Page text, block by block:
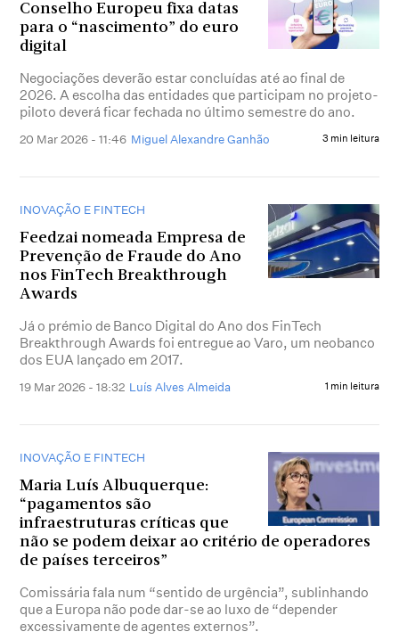
Conselho Europeu fixa datas
para o “nascimento” do euro
digital
Negociações deverão estar concluídas até ao final de
2026. A escolha das entidades que participam no projeto-
piloto deverá ficar fechada no último semestre do ano.
20 Mar 2026 - 11:46 Miguel Alexandre Ganhão 3 min leitura
INOVAÇÃO E FINTECH
Feedzai nomeada Empresa de
Prevenção de Fraude do Ano
nos FinTech Breakthrough
Awards
Já o prémio de Banco Digital do Ano dos FinTech
Breakthrough Awards foi entregue ao Varo, um neobanco
dos EUA lançado em 2017.
19 Mar 2026 - 18:32 Luís Alves Almeida 1 min leitura
INOVAÇÃO E FINTECH
Maria Luís Albuquerque:
“pagamentos são
infraestruturas críticas que
não se podem deixar ao critério de operadores
de países terceiros”
Comissária fala num “sentido de urgência”, sublinhando
que a Europa não pode dar-se ao luxo de “depender
excessivamente de agentes externos”.